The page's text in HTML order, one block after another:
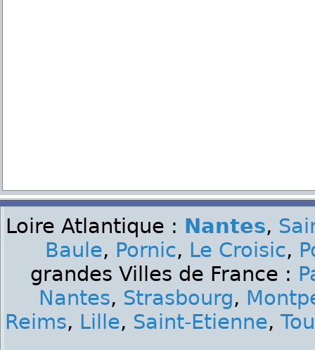
Loire Atlantique : Nantes,
Baule, Pornic, Le Croisic,
grandes Villes de France :
Nantes, Strasbourg,
Reims, Lille, Saint-Etienne,